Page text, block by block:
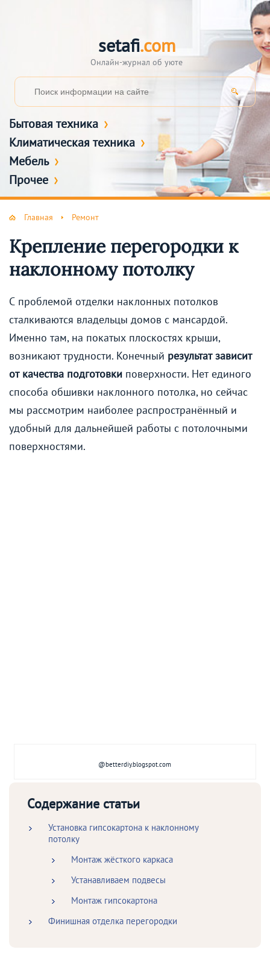
setafi.com
Онлайн-журнал об уюте
Бытовая техника
Климатическая техника
Мебель
Прочее
Главная Ремонт
Крепление перегородки к
наклонному потолку
С проблемой отделки наклонных потолков
сталкиваются владельцы домов с мансардой.
Именно там, на покатых плоскостях крыши,
возникают трудности. Конечный результат зависит
от качества подготовки поверхности. Нет единого
способа обшивки наклонного потолка, но сейчас
мы рассмотрим наиболее распространённый и
удобный для дальнейшей работы с потолочными
поверхностями.
@betterdiy.blogspot.com
Содержание статьи
Установка гипсокартона к наклонному
потолку
Монтаж жёсткого каркаса
Устанавливаем подвесы
Монтаж гипсокартона
Финишная отделка перегородки